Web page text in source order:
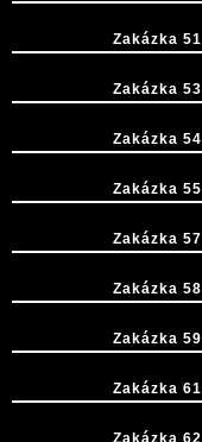
Zakázka 51
Zakázka 53
Zakázka 54
Zakázka 55
Zakázka 57
Zakázka 58
Zakázka 59
Zakázka 61
Zakázka 62